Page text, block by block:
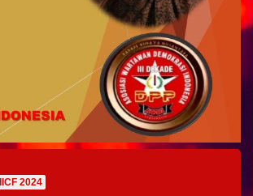
2024